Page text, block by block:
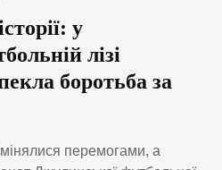
у
лізі
боротьба за
перемогами, а